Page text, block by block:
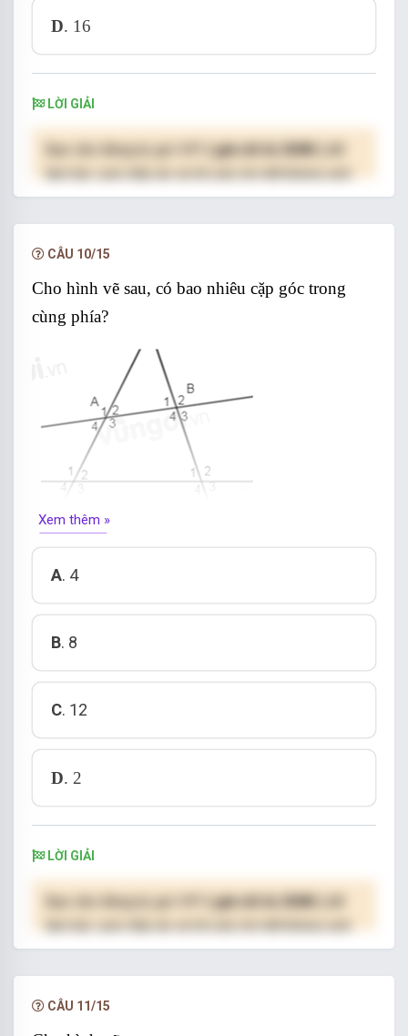
D. 16
LỜI GIẢI
( giá chỉ từ 250K )
hạn.
CÂU 10/15
Cho hình vẽ sau, có bao nhiêu cặp góc trong
cùng phía?
Xem thêm »
A. 4
B. 8
C. 12
D. 2
LỜI GIẢI
( giá chỉ từ 250K )
hạn.
CÂU 11/15